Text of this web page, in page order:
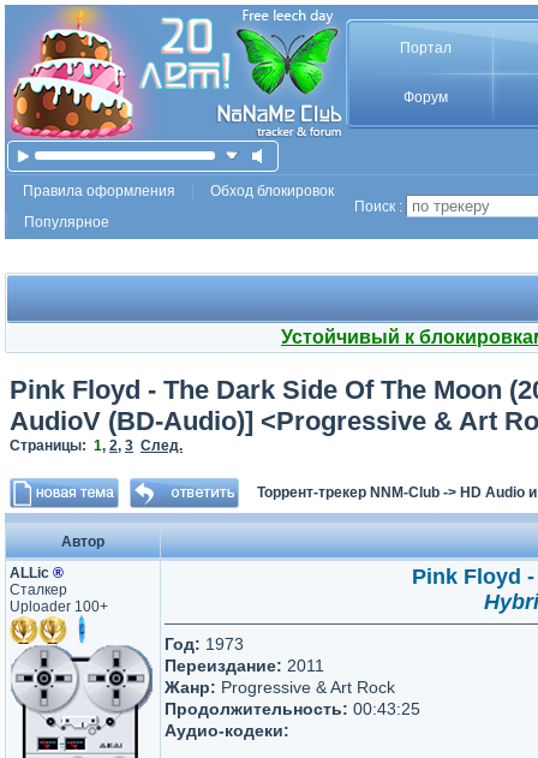
Портал
Форум
Правила оформления
Обход блокировок
Популярное
Поиск :
Устойчивый к
Pink Floyd - The Dark Side Of The Moon
AudioV (BD-Audio)] <Progressive & Art
Страницы: 1, 2, 3 След.
Торрент-трекер NNM-Club -> HD Audio
Автор
ALLic ®
Сталкер
Uploader 100+
Pink Floyd -
Год: 1973
Переиздание: 2011
Жанр: Progressive & Art Rock
Продолжительность: 00:43:25
Аудио-кодеки: